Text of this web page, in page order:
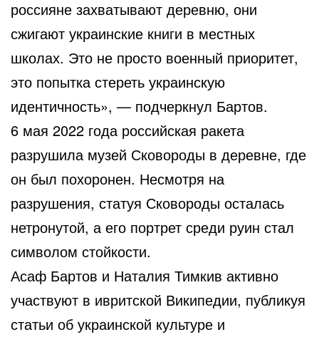
россияне захватывают деревню, они
сжигают украинские книги в местных
школах. Это не просто военный приоритет,
это попытка стереть украинскую
идентичность», — подчеркнул Бартов.
6 мая 2022 года российская ракета
разрушила музей Сковороды в деревне, где
он был похоронен. Несмотря на
разрушения, статуя Сковороды осталась
нетронутой, а его портрет среди руин стал
символом стойкости.
Асаф Бартов и Наталия Тимкив активно
участвуют в ивритской Википедии, публикуя
статьи об украинской культуре и